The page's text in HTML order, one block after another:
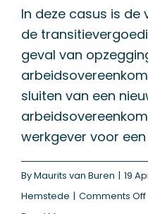
In deze casus is
de
geval van
sluiten van een
werkgever voor
ByMaurits van Buren | 19
Hemstede | Comments Off